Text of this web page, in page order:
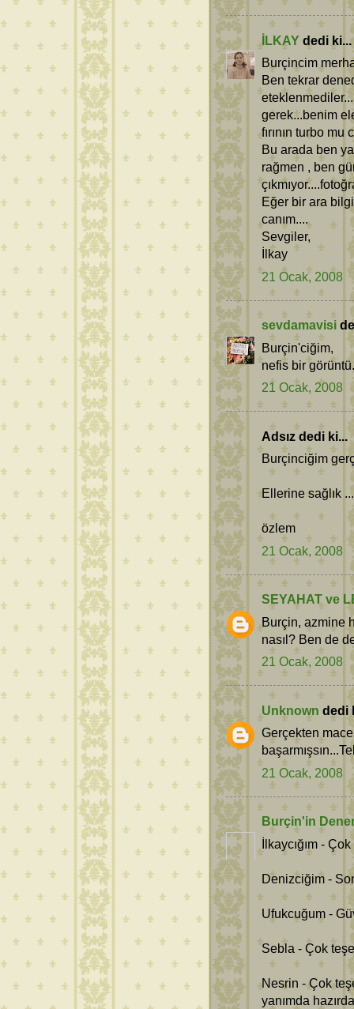
İLKAY dedi ki...
Burçincim
Ben tekrar
gerek...benim
fırının turbo mu
Bu arada ben
rağmen , ben
Eğer bir ara
canım....
Sevgiler,
İlkay
21 Ocak, 2008
sevdamavisi
Burçin'ciğim,
nefis bir
21 Ocak, 2008
Adsız dedi ki...
Burçinciğim
Ellerine sağlık
özlem
21 Ocak, 2008
SEYAHAT ve
Burçin, azmine
nasıl? Ben de
21 Ocak, 2008
Unknown dedi
Gerçekten
21 Ocak, 2008
Burçin'in
İlkaycığım -
Denizciğim -
Ufukcuğum -
Sebla - Çok
Nesrin - Çok
yanımda